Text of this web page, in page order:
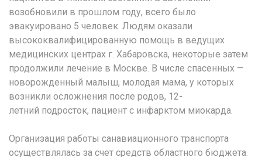
возобновили в прошлом году, всего было
эвакуировано 5 человек. Людям оказали
высококвалифицированную помощь в ведущих
медицинских центрах г. Хабаровска, некоторые затем
продолжили лечение в Москве. В числе спасенных —
новорожденный малыш, молодая мама, у которых
возникли осложнения после родов, 12-
летний подросток, пациент с инфарктом миокарда.
Организация работы санавиационного транспорта
осуществлялась за счет средств областного бюджета.